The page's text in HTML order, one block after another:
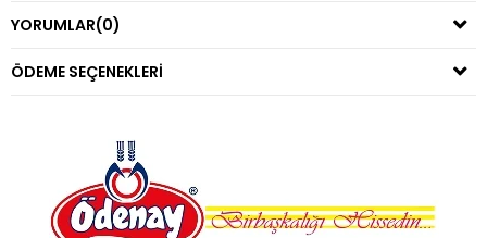
YORUMLAR(0)
ÖDEME SEÇENEKLERI